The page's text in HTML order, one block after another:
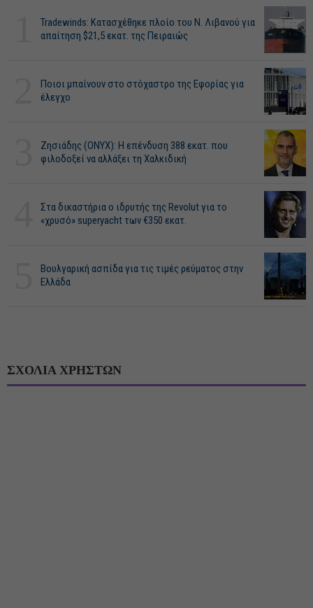
Tradewinds: Κατασχέθηκε πλοίο του Ν. Λιβανού για
απαίτηση $21,5 εκατ. της Πειραιώς
Ποιοι μπαίνουν στο στόχαστρο της Εφορίας για
έλεγχο
Ζησιάδης (ONYX): Η επένδυση 388 εκατ. που
φιλοδοξεί να αλλάξει τη Χαλκιδική
Στα δικαστήρια ο ιδρυτής της Revolut για το
«χρυσό» superyacht των €350 εκατ.
Βουλγαρική ασπίδα για τις τιμές ρεύματος στην
Ελλάδα
ΣΧΟΛΙΑ ΧΡΗΣΤΩΝ